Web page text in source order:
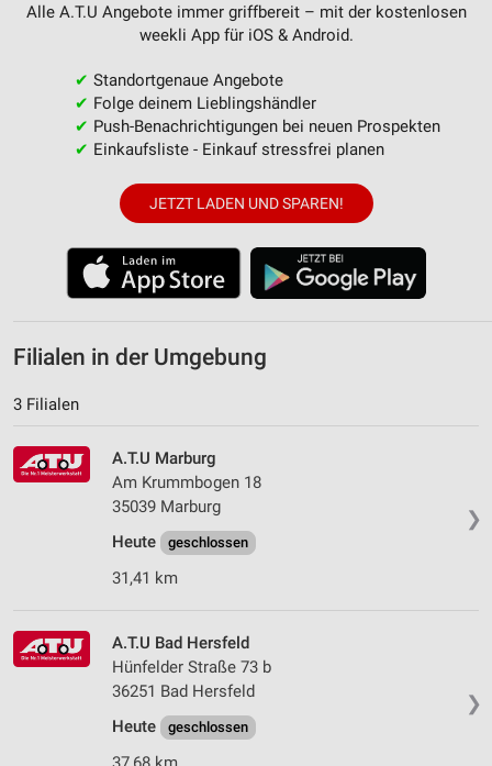
Alle A.T.U Angebote immer griffbereit – mit der kostenlosen
weekli App für iOS & Android.
✔ Standortgenaue Angebote
✔ Folge deinem Lieblingshändler
✔ Push-Benachrichtigungen bei neuen Prospekten
✔ Einkaufsliste - Einkauf stressfrei planen
JETZT LADEN UND SPAREN!
Filialen in der Umgebung
3 Filialen
❯
A.T.U Marburg
Am Krummbogen 18
35039 Marburg
Heute
geschlossen
31,41 km
❯
A.T.U Bad Hersfeld
Hünfelder Straße 73 b
36251 Bad Hersfeld
Heute
geschlossen